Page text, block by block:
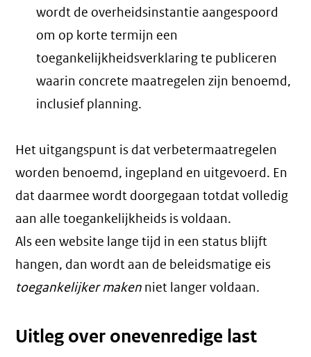
wordt de overheidsinstantie aangespoord
om op korte termijn een
toegankelijkheidsverklaring te publiceren
waarin concrete maatregelen zijn benoemd,
inclusief planning.
Het uitgangspunt is dat verbetermaatregelen
worden benoemd, ingepland en uitgevoerd. En
dat daarmee wordt doorgegaan totdat volledig
aan alle toegankelijkheids is voldaan.
Als een website lange tijd in een status blijft
hangen, dan wordt aan de beleidsmatige eis
toegankelijker maken niet langer voldaan.
Uitleg over onevenredige last